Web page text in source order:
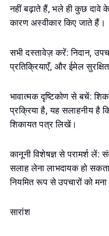
नहीं बढ़ाते हैं, भले ही कुछ दावे
कारण अस्वीकार किए जाते हैं।
सभी दस्तावेज़ करें: निदान,
प्रतिक्रियाएँ, और ईमेल
भावात्मक दृष्टिकोण से बचें:
प्रक्रिया है, यह सलाहनीय है
शिकायत पत्र लिखें।
कानूनी विशेषज्ञ से परामर्श लें:
सलाह लेना लाभदायक हो
नियमित रूप से उपचारों को
सारांश